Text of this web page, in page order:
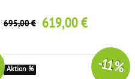
695,00 € 619,00 €
-11 %
Aktion %